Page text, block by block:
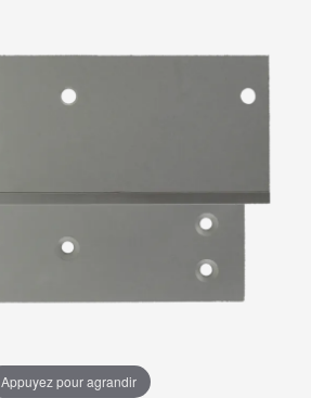
Appuyez pour agrandir